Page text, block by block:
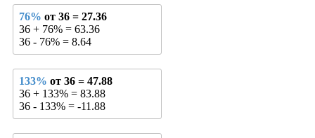
76% от 36 = 27.36
36 + 76% = 63.36
36 - 76% = 8.64
133% от 36 = 47.88
36 + 133% = 83.88
36 - 133% = -11.88